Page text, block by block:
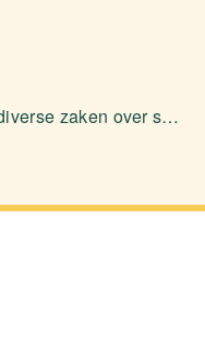
Aanleveren stukken en diverse zaken over software